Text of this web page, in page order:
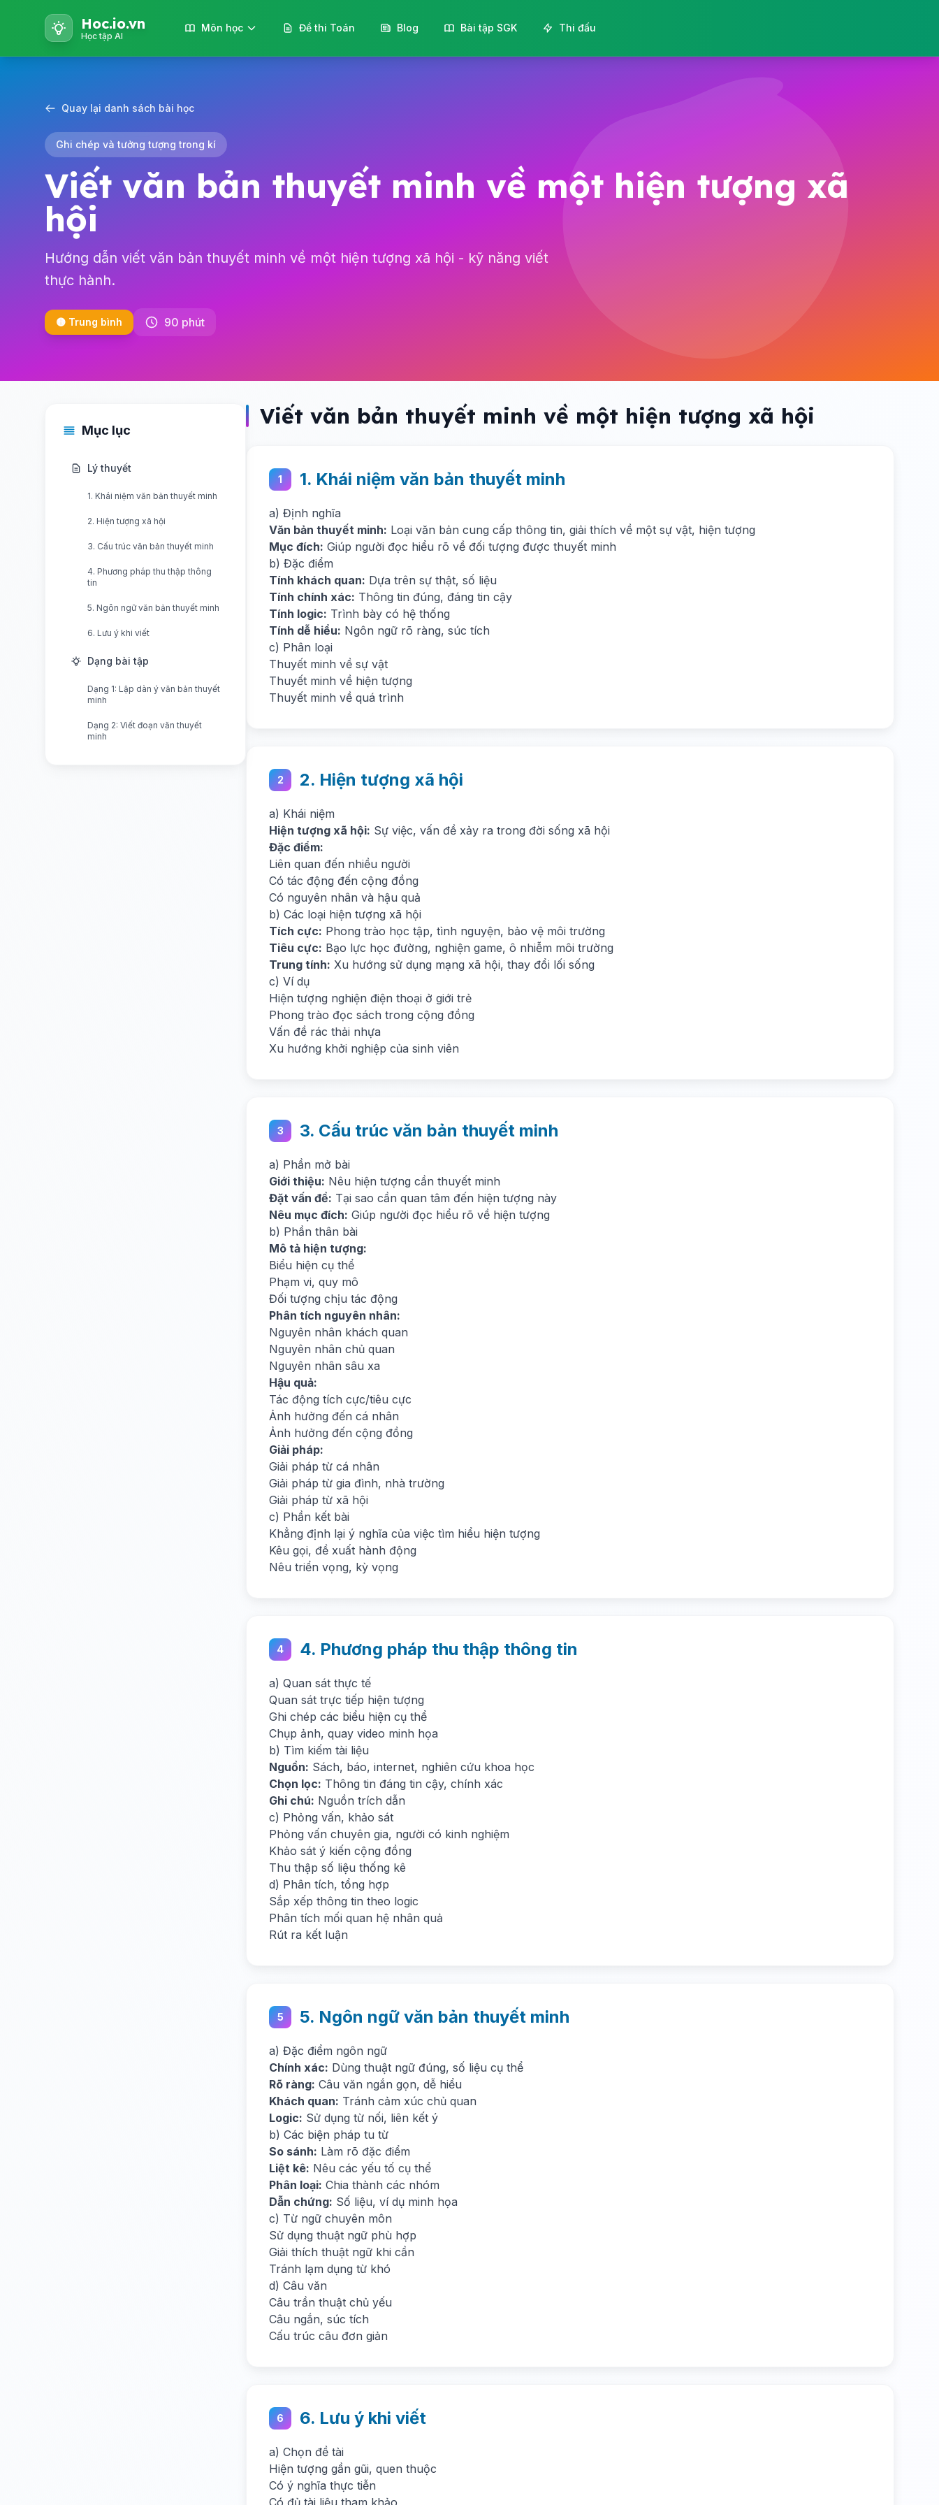
Hoc.io.vn
Học tập AI
Môn học Đề thi Toán Blog Bài tập SGK Thi đấu
Quay lại danh sách bài học
Ghi chép và tưởng tượng trong kí
Viết văn bản thuyết minh về một hiện tượng xã
hội
Hướng dẫn viết văn bản thuyết minh về một hiện tượng xã hội - kỹ năng viết
thực hành.
🟡 Trung bình 90 phút
Mục lục
Lý thuyết
1. Khái niệm văn bản thuyết minh
2. Hiện tượng xã hội
3. Cấu trúc văn bản thuyết minh
4. Phương pháp thu thập thông
tin
5. Ngôn ngữ văn bản thuyết minh
6. Lưu ý khi viết
Dạng bài tập
Dạng 1: Lập dàn ý văn bản thuyết
minh
Dạng 2: Viết đoạn văn thuyết
minh
Viết văn bản thuyết minh về một hiện tượng xã hội
1 1. Khái niệm văn bản thuyết minh
a) Định nghĩa
Văn bản thuyết minh: Loại văn bản cung cấp thông tin, giải thích về một sự vật, hiện tượng
Mục đích: Giúp người đọc hiểu rõ về đối tượng được thuyết minh
b) Đặc điểm
Tính khách quan: Dựa trên sự thật, số liệu
Tính chính xác: Thông tin đúng, đáng tin cậy
Tính logic: Trình bày có hệ thống
Tính dễ hiểu: Ngôn ngữ rõ ràng, súc tích
c) Phân loại
Thuyết minh về sự vật
Thuyết minh về hiện tượng
Thuyết minh về quá trình
2 2. Hiện tượng xã hội
a) Khái niệm
Hiện tượng xã hội: Sự việc, vấn đề xảy ra trong đời sống xã hội
Đặc điểm:
Liên quan đến nhiều người
Có tác động đến cộng đồng
Có nguyên nhân và hậu quả
b) Các loại hiện tượng xã hội
Tích cực: Phong trào học tập, tình nguyện, bảo vệ môi trường
Tiêu cực: Bạo lực học đường, nghiện game, ô nhiễm môi trường
Trung tính: Xu hướng sử dụng mạng xã hội, thay đổi lối sống
c) Ví dụ
Hiện tượng nghiện điện thoại ở giới trẻ
Phong trào đọc sách trong cộng đồng
Vấn đề rác thải nhựa
Xu hướng khởi nghiệp của sinh viên
3 3. Cấu trúc văn bản thuyết minh
a) Phần mở bài
Giới thiệu: Nêu hiện tượng cần thuyết minh
Đặt vấn đề: Tại sao cần quan tâm đến hiện tượng này
Nêu mục đích: Giúp người đọc hiểu rõ về hiện tượng
b) Phần thân bài
Mô tả hiện tượng:
Biểu hiện cụ thể
Phạm vi, quy mô
Đối tượng chịu tác động
Phân tích nguyên nhân:
Nguyên nhân khách quan
Nguyên nhân chủ quan
Nguyên nhân sâu xa
Hậu quả:
Tác động tích cực/tiêu cực
Ảnh hưởng đến cá nhân
Ảnh hưởng đến cộng đồng
Giải pháp:
Giải pháp từ cá nhân
Giải pháp từ gia đình, nhà trường
Giải pháp từ xã hội
c) Phần kết bài
Khẳng định lại ý nghĩa của việc tìm hiểu hiện tượng
Kêu gọi, đề xuất hành động
Nêu triển vọng, kỳ vọng
4 4. Phương pháp thu thập thông tin
a) Quan sát thực tế
Quan sát trực tiếp hiện tượng
Ghi chép các biểu hiện cụ thể
Chụp ảnh, quay video minh họa
b) Tìm kiếm tài liệu
Nguồn: Sách, báo, internet, nghiên cứu khoa học
Chọn lọc: Thông tin đáng tin cậy, chính xác
Ghi chú: Nguồn trích dẫn
c) Phỏng vấn, khảo sát
Phỏng vấn chuyên gia, người có kinh nghiệm
Khảo sát ý kiến cộng đồng
Thu thập số liệu thống kê
d) Phân tích, tổng hợp
Sắp xếp thông tin theo logic
Phân tích mối quan hệ nhân quả
Rút ra kết luận
5 5. Ngôn ngữ văn bản thuyết minh
a) Đặc điểm ngôn ngữ
Chính xác: Dùng thuật ngữ đúng, số liệu cụ thể
Rõ ràng: Câu văn ngắn gọn, dễ hiểu
Khách quan: Tránh cảm xúc chủ quan
Logic: Sử dụng từ nối, liên kết ý
b) Các biện pháp tu từ
So sánh: Làm rõ đặc điểm
Liệt kê: Nêu các yếu tố cụ thể
Phân loại: Chia thành các nhóm
Dẫn chứng: Số liệu, ví dụ minh họa
c) Từ ngữ chuyên môn
Sử dụng thuật ngữ phù hợp
Giải thích thuật ngữ khi cần
Tránh lạm dụng từ khó
d) Câu văn
Câu trần thuật chủ yếu
Câu ngắn, súc tích
Cấu trúc câu đơn giản
6 6. Lưu ý khi viết
a) Chọn đề tài
Hiện tượng gần gũi, quen thuộc
Có ý nghĩa thực tiễn
Có đủ tài liệu tham khảo